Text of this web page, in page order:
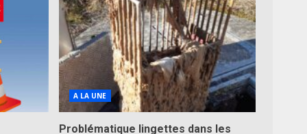
A LA UNE
Problématique lingettes dans les